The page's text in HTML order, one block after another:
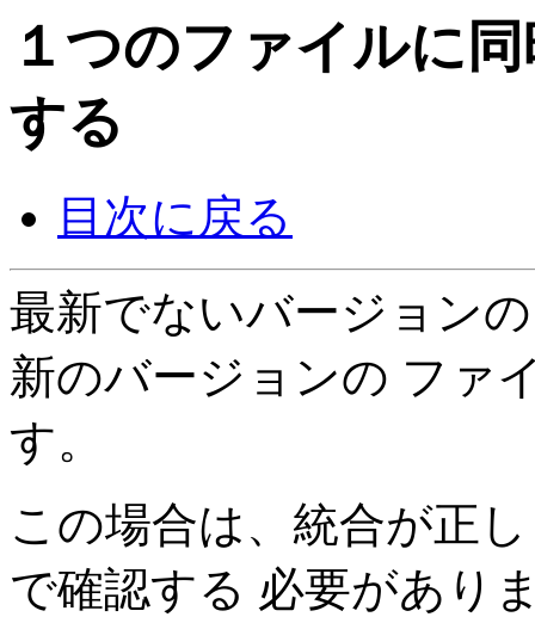
１つのファイルに
する
目次に戻る
最新でないバージョン
新のバージョンの ファ
す。
この場合は、統合が正
で確認する 必要があり